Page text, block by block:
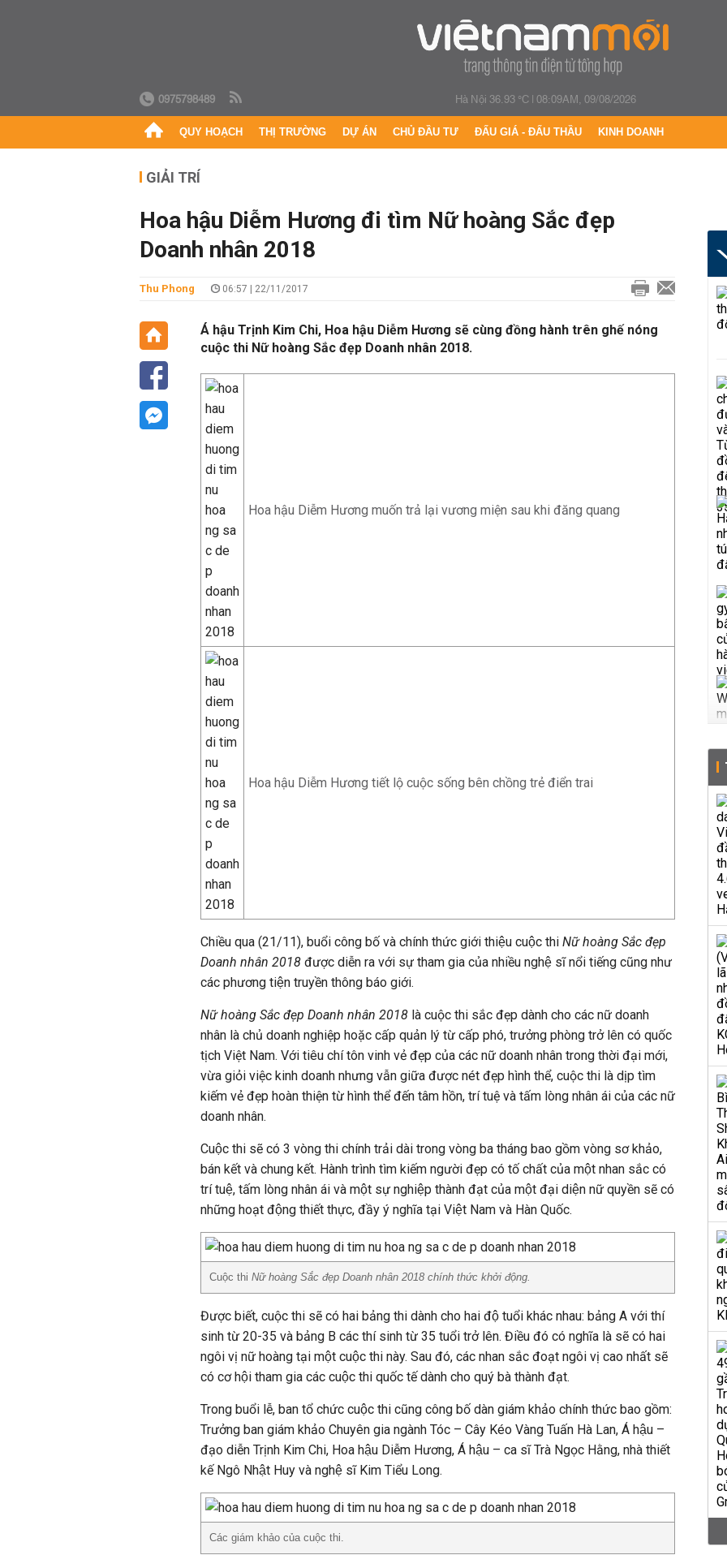
0975798489 Hà Nội 36.93 °C|08:09AM, 09/08/2026
QUY HOẠCH THỊ TRƯỜNG DỰ ÁN CHỦ ĐẦU TƯ ĐẤU GIÁ - ĐẤU THẦU KINH DOANH
GIẢI TRÍ
Hoa hậu Diễm Hương đi tìm Nữ hoàng Sắc đẹp
Doanh nhân 2018
Thu Phong 06:57 | 22/11/2017
Á hậu Trịnh Kim Chi, Hoa hậu Diễm Hương sẽ cùng đồng hành trên ghế nóng
cuộc thi Nữ hoàng Sắc đẹp Doanh nhân 2018.
Hoa hậu Diễm Hương muốn trả lại vương miện sau khi đăng quang
Hoa hậu Diễm Hương tiết lộ cuộc sống bên chồng trẻ điển trai
Chiều qua (21/11), buổi công bố và chính thức giới thiệu cuộc thi Nữ hoàng Sắc đẹp
Doanh nhân 2018 được diễn ra với sự tham gia của nhiều nghệ sĩ nổi tiếng cũng như
các phương tiện truyền thông báo giới.
Nữ hoàng Sắc đẹp Doanh nhân 2018 là cuộc thi sắc đẹp dành cho các nữ doanh
nhân là chủ doanh nghiệp hoặc cấp quản lý từ cấp phó, trưởng phòng trở lên có quốc
tịch Việt Nam. Với tiêu chí tôn vinh vẻ đẹp của các nữ doanh nhân trong thời đại mới,
vừa giỏi việc kinh doanh nhưng vẫn giữa được nét đẹp hình thể, cuộc thi là dịp tìm
kiếm vẻ đẹp hoàn thiện từ hình thể đến tâm hồn, trí tuệ và tấm lòng nhân ái của các nữ
doanh nhân.
Cuộc thi sẽ có 3 vòng thi chính trải dài trong vòng ba tháng bao gồm vòng sơ khảo,
bán kết và chung kết. Hành trình tìm kiếm người đẹp có tố chất của một nhan sắc có
trí tuệ, tấm lòng nhân ái và một sự nghiệp thành đạt của một đại diện nữ quyền sẽ có
những hoạt động thiết thực, đầy ý nghĩa tại Việt Nam và Hàn Quốc.
Cuộc thi Nữ hoàng Sắc đẹp Doanh nhân 2018 chính thức khởi động.
Được biết, cuộc thi sẽ có hai bảng thi dành cho hai độ tuổi khác nhau: bảng A với thí
sinh từ 20-35 và bảng B các thí sinh từ 35 tuổi trở lên. Điều đó có nghĩa là sẽ có hai
ngôi vị nữ hoàng tại một cuộc thi này. Sau đó, các nhan sắc đoạt ngôi vị cao nhất sẽ
có cơ hội tham gia các cuộc thi quốc tế dành cho quý bà thành đạt.
Trong buổi lễ, ban tổ chức cuộc thi cũng công bố dàn giám khảo chính thức bao gồm:
Trưởng ban giám khảo Chuyên gia ngành Tóc – Cây Kéo Vàng Tuấn Hà Lan, Á hậu –
đạo diễn Trịnh Kim Chi, Hoa hậu Diễm Hương, Á hậu – ca sĩ Trà Ngọc Hằng, nhà thiết
kế Ngô Nhật Huy và nghệ sĩ Kim Tiểu Long.
Các giám khảo của cuộc thi.